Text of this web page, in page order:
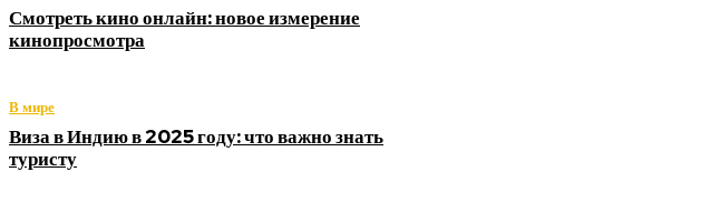
Смотреть кино онлайн: новое измерение
кинопросмотра
В мире
Виза в Индию в 2025 году: что важно знать
туристу